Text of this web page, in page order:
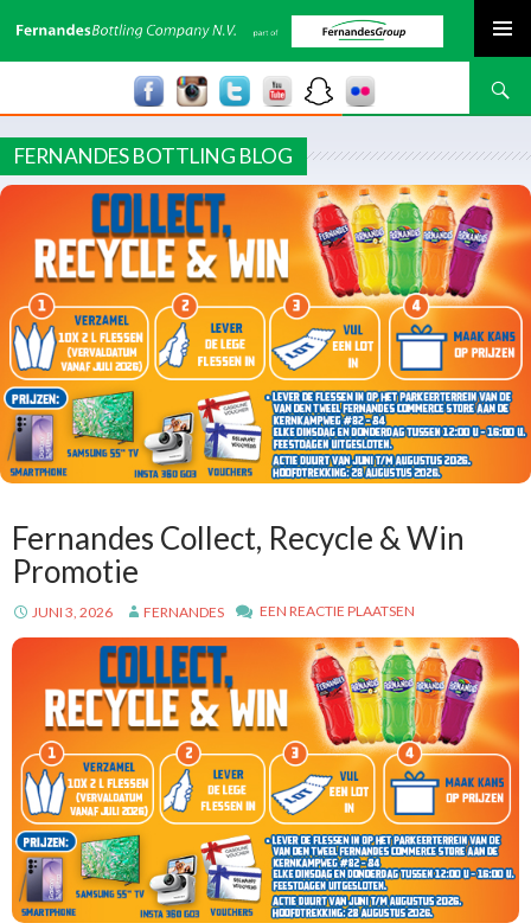
Zoeken
FERNANDES BOTTLING BLOG
Fernandes Collect, Recycle & Win
Promotie
JUNI 3, 2026 FERNANDES EEN REACTIE PLAATSEN